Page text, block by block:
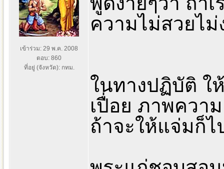
เข้าร่วม: 29 พ.ค. 2008
ตอบ: 860
ที่อยู่ (จังหวัด): กทม.
ความไม่สวยไ
ในทางปฏิบัติ ใ
เปื่อย ภาพควา
ถ้าจะให้แจ่มก็ไ